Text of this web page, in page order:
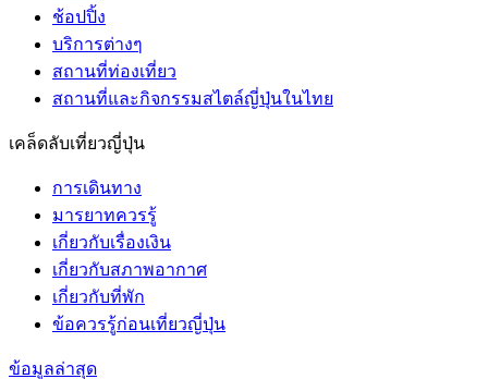
ช้อปปิ้ง
บริการต่างๆ
สถานที่ท่องเที่ยว
สถานที่และกิจกรรมสไตล์ญี่ปุ่นในไทย
เคล็ดลับเที่ยวญี่ปุ่น
การเดินทาง
มารยาทควรรู้
เกี่ยวกับเรื่องเงิน
เกี่ยวกับสภาพอากาศ
เกี่ยวกับที่พัก
ข้อควรรู้ก่อนเที่ยวญี่ปุ่น
ข้อมูลล่าสุด